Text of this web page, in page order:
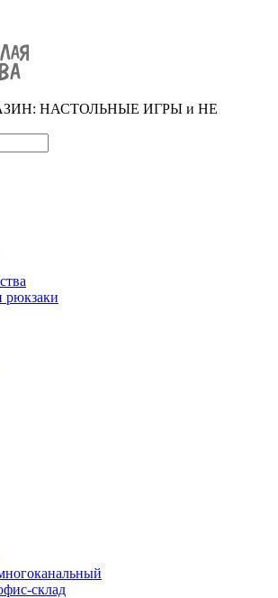
НАСТОЛЬНЫЕ ИГРЫ и НЕ
склад